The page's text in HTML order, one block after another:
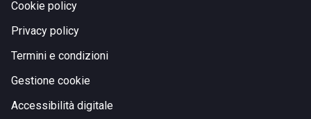
Cookie policy
Privacy policy
Termini e condizioni
Gestione cookie
Accessibilità digitale